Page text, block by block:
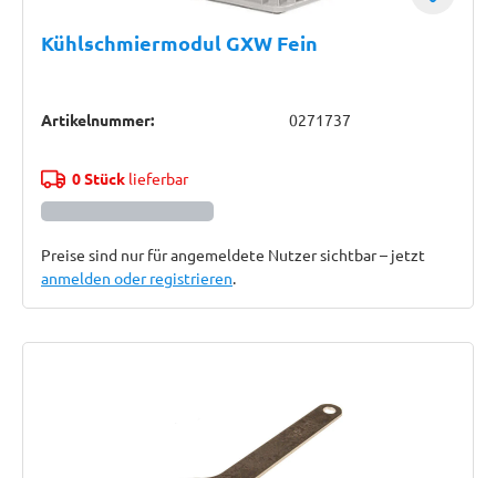
Kühlschmiermodul GXW Fein
Artikelnummer: 0271737
0 Stücklieferbar
Preise sind nur für angemeldete Nutzer sichtbar – jetzt
anmelden oder registrieren.